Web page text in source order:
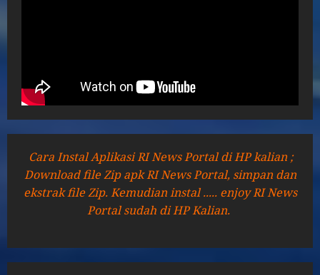
Cara Instal Aplikasi RI News Portal di HP kalian ;
Download file Zip apk RI News Portal, simpan dan
ekstrak file Zip. Kemudian instal ..... enjoy RI News
Portal sudah di HP Kalian.